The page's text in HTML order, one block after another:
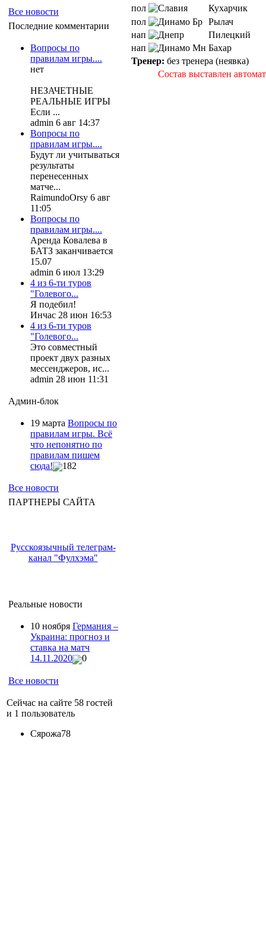
Все новости
Последние комментарии
Вопросы по
правилам игры....
нет
НЕЗАЧЕТНЫЕ
РЕАЛЬНЫЕ ИГРЫ
Если ...
admin 6 авг 14:37
Вопросы по
правилам игры....
Будут ли учитываться
результаты
перенесенных
матче...
RaimundoOrsy 6 авг
11:05
Вопросы по
правилам игры....
Аренда Ковалева в
БАТЗ заканчивается
15.07
admin 6 июл 13:29
4 из 6-ти туров
"Голевого...
Я подебил!
Инчас 28 июн 16:53
4 из 6-ти туров
"Голевого...
Это совместный
проект двух разных
мессенджеров, ис...
admin 28 июн 11:31
Админ-блок
19 марта Вопросы по
правилам игры. Всё
что непонятно по
правилам пишем
сюда!
182
Все новости
ПАРТНЕРЫ САЙТА
Русскоязычный телеграм-
канал "Фулхэма"
Реальные новости
10 ноября Германия –
Украина: прогноз и
ставка на матч
14.11.2020
0
Все новости
Сейчас на сайте 58 гостей
и 1 пользователь
Сярожа78
пол
Кухарчик
пол
Рылач
нап
Пилецкий
нап
Бахар
Тренер: без тренера (неявка)
Состав выставлен